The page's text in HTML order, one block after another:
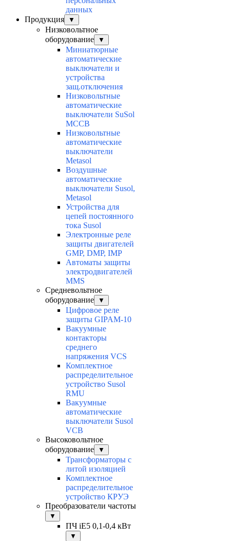
данных
Продукция
▼
Низковольтное
оборудование
▼
Миниатюрные
автоматические
выключатели и
устройства
защ.отключения
Низковольтные
автоматические
выключатели SuSol
MCCB
Низковольтные
автоматические
выключатели
Metasol
Воздушные
автоматические
выключатели Susol,
Metasol
Устройства для
цепей постоянного
тока Susol
Электронные реле
защиты двигателей
GMP, DMP, IMP
Автоматы защиты
электродвигателей
MMS
Средневольтное
оборудование
▼
Цифровое реле
защиты GIPAM-10
Вакуумные
контакторы
среднего
напряжения VCS
Комплектное
распределительное
устройство Susol
RMU
Вакуумные
автоматические
выключатели Susol
VCB
Высоковольтное
оборудование
▼
Трансформаторы с
литой изоляцией
Комплектное
распределительное
устройство КРУЭ
Преобразователи частоты
▼
ПЧ iE5 0,1-0,4 кВт
▼